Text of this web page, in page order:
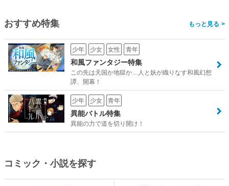
おすすめ特集 >
少年 少女 女性 青年
和風ファンタジー特集
この先は天国か地獄か…人と妖が織りなす和風幻想
譚、開幕！
少年 少女 青年
異能バトル特集
異能の力で道を切り開け！
コミック・小説を探す